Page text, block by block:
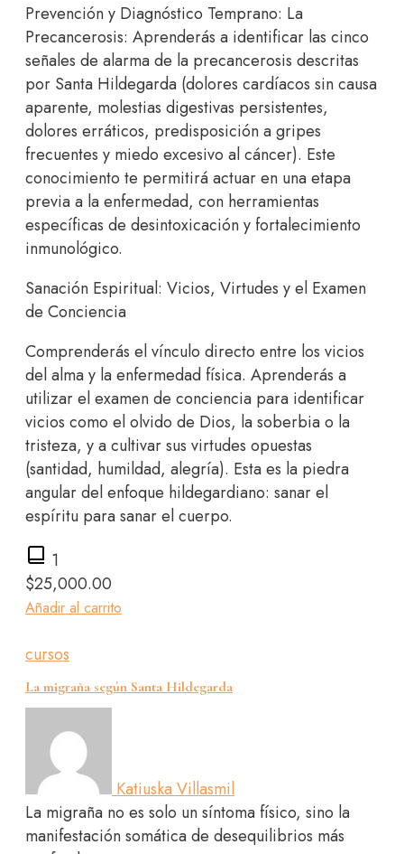
Prevención y Diagnóstico Temprano: La
Precancerosis: Aprenderás a identificar las cinco
señales de alarma de la precancerosis descritas
por Santa Hildegarda (dolores cardíacos sin causa
aparente, molestias digestivas persistentes,
dolores erráticos, predisposición a gripes
frecuentes y miedo excesivo al cáncer). Este
conocimiento te permitirá actuar en una etapa
previa a la enfermedad, con herramientas
específicas de desintoxicación y fortalecimiento
inmunológico.
Sanación Espiritual: Vicios, Virtudes y el Examen
de Conciencia
Comprenderás el vínculo directo entre los vicios
del alma y la enfermedad física. Aprenderás a
utilizar el examen de conciencia para identificar
vicios como el olvido de Dios, la soberbia o la
tristeza, y a cultivar sus virtudes opuestas
(santidad, humildad, alegría). Esta es la piedra
angular del enfoque hildegardiano: sanar el
espíritu para sanar el cuerpo.
1
$25,000.00
Añadir al carrito
cursos
La migraña según Santa Hildegarda
Katiuska Villasmil
La migraña no es solo un síntoma físico, sino la
manifestación somática de desequilibrios más